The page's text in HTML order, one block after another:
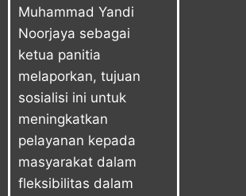
Muhammad Yandi
Noorjaya sebagai
ketua panitia
melaporkan, tujuan
sosialisi ini untuk
meningkatkan
pelayanan kepada
masyarakat dalam
fleksibilitas dalam